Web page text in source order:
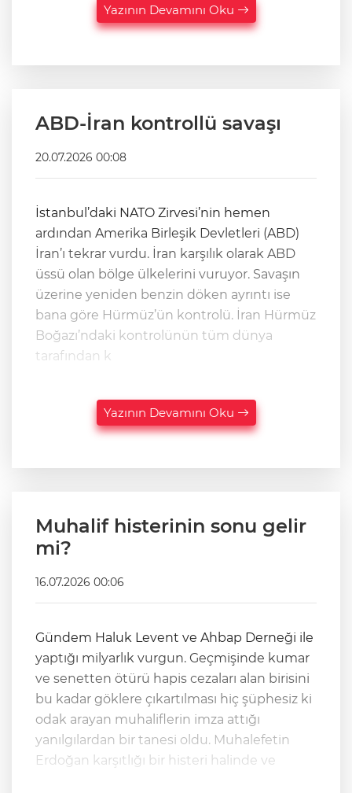
Yazının Devamını Oku
ABD-İran kontrollü savaşı
20.07.2026 00:08
İstanbul’daki NATO Zirvesi’nin hemen
ardından Amerika Birleşik Devletleri (ABD)
İran’ı tekrar vurdu. İran karşılık olarak ABD
üssü olan bölge ülkelerini vuruyor. Savaşın
üzerine yeniden benzin döken ayrıntı ise
bana göre Hürmüz’ün kontrolü. İran Hürmüz
Boğazı’ndaki kontrolünün tüm dünya
tarafından k
Yazının Devamını Oku
Muhalif histerinin sonu gelir
mi?
16.07.2026 00:06
Gündem Haluk Levent ve Ahbap Derneği ile
yaptığı milyarlık vurgun. Geçmişinde kumar
ve senetten ötürü hapis cezaları alan birisini
bu kadar göklere çıkartılması hiç şüphesiz ki
odak arayan muhaliflerin imza attığı
yanılgılardan bir tanesi oldu. Muhalefetin
Erdoğan karşıtlığı bir histeri halinde ve